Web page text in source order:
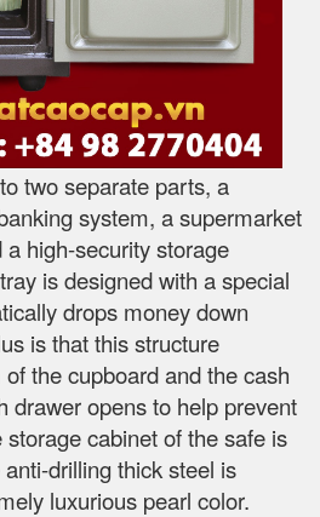
two separate parts, a
system, a supermarket
high-security storage
is designed with a special
drops money down
is that this structure
the cupboard and the cash
drawer opens to help prevent
cabinet of the safe is
drilling thick steel is
luxurious pearl color.